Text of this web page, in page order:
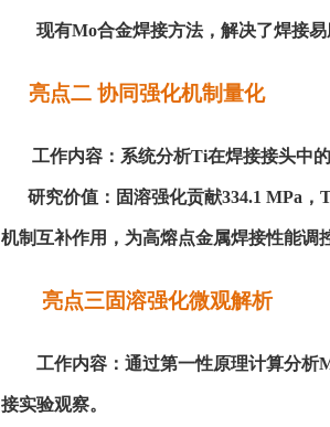
现有Mo合金焊接方法，解决了焊接易
亮点二 协同强化机制量化
工作内容：系统分析Ti在焊接接头中
研究价值：固溶强化贡献334.1 MPa，
机制互补作用，为高熔点金属焊接性能调
亮点三固溶强化微观解析
工作内容：通过第一性原理计算分析
接实验观察。